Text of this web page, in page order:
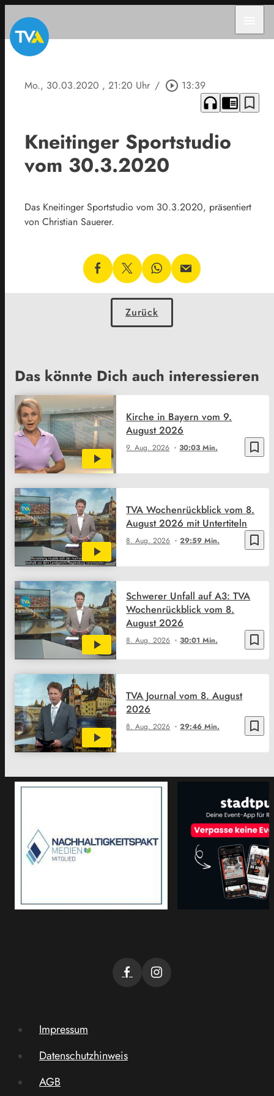
Mo., 30.03.2020 , 21:20 Uhr / play_circle_outline 13:39
headphones chrome_reader_mode bookmark_border
Kneitinger Sportstudio
vom 30.3.2020
Das Kneitinger Sportstudio vom 30.3.2020, präsentiert
von Christian Sauerer.
Zurück
Das könnte Dich auch interessieren
bookmark_border
9. Aug. 2026 30:03 Min.
Kirche in Bayern vom 9.
August 2026
bookmark_border
8. Aug. 2026 29:59 Min.
TVA Wochenrückblick vom 8.
August 2026 mit Untertiteln
bookmark_border
8. Aug. 2026 30:01 Min.
Schwerer Unfall auf A3: TVA
Wochenrückblick vom 8.
August 2026
bookmark_border
8. Aug. 2026 29:46 Min.
TVA Journal vom 8. August
2026
Impressum
Datenschutzhinweis
AGB